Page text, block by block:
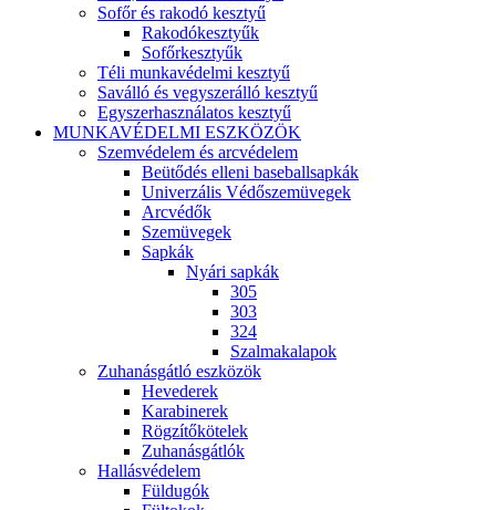
Sofőr és rakodó kesztyű
Rakodókesztyűk
Sofőrkesztyűk
Téli munkavédelmi kesztyű
Saválló és vegyszerálló kesztyű
Egyszerhasználatos kesztyű
MUNKAVÉDELMI ESZKÖZÖK
Szemvédelem és arcvédelem
Beütődés elleni baseballsapkák
Univerzális Védőszemüvegek
Arcvédők
Szemüvegek
Sapkák
Nyári sapkák
305
303
324
Szalmakalapok
Zuhanásgátló eszközök
Hevederek
Karabinerek
Rögzítőkötelek
Zuhanásgátlók
Hallásvédelem
Füldugók